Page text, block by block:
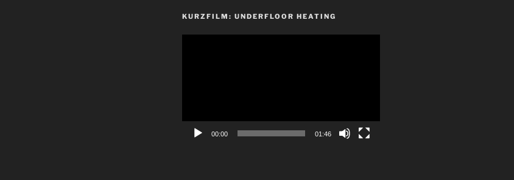
KURZFILM: UNDERFLOOR HEATING
00:00 01:46